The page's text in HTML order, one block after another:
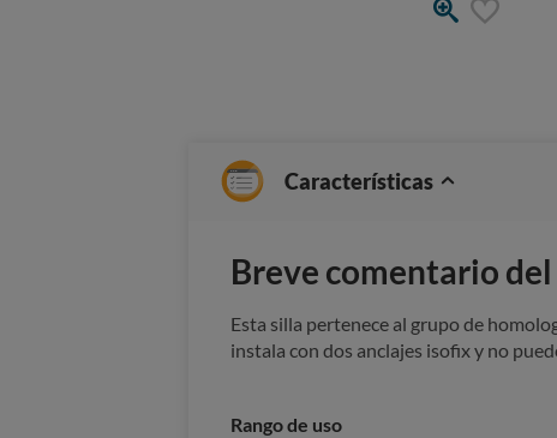
Características
Breve comentario
Esta silla pertenece al grupo de
instala con dos anclajes isofix y no
Rango de uso